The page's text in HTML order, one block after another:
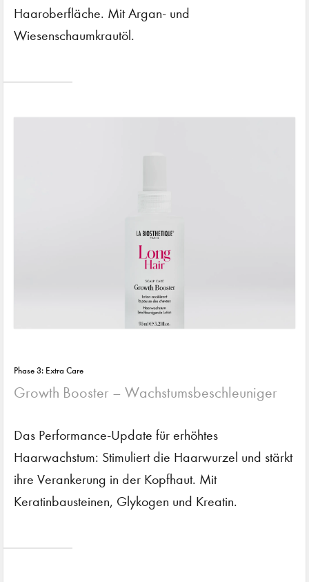
Haaroberfläche. Mit Argan- und
Wiesenschaumkrautöl.
Phase 3: Extra Care
Growth Booster – Wachstumsbeschleuniger
Das Performance-Update für erhöhtes
Haarwachstum: Stimuliert die Haarwurzel und stärkt
ihre Verankerung in der Kopfhaut. Mit
Keratinbausteinen, Glykogen und Kreatin.